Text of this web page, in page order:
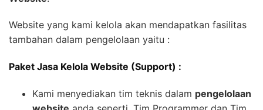
Website yang kami kelola akan mendapatkan fasilitas
tambahan dalam pengelolaan yaitu :
Paket Jasa Kelola Website (Support) :
Kami menyediakan tim teknis dalam pengelolaan